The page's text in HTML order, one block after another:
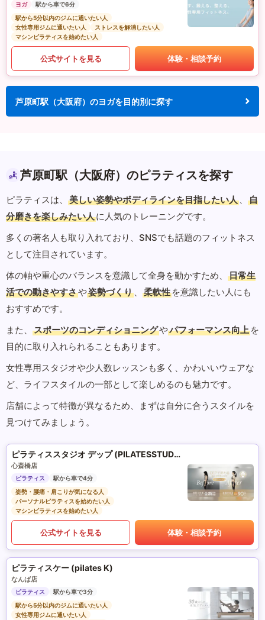
ヨガ
駅から車で6分
駅から5分以内のジムに通いたい人
女性専用ジムに通いたい人
ストレスを解消したい人
マシンピラティスを始めたい人
公式サイトを見る 体験・相談予約
芦原町駅（大阪府）のヨガを目的別に探す
芦原町駅（大阪府）のピラティスを探す
ピラティスは、 美しい姿勢やボディラインを目指したい人 、
自
分磨きを楽しみたい人に人気のトレーニングです。
多くの著名人も取り入れており、SNSでも話題のフィットネス
として注目されています。
体の軸や重心のバランスを意識して全身を動かすため、
日常生
活での動きやすさや姿勢づくり 、 柔軟性 を意識したい人にも
おすすめです。
また、
スポーツのコンディショニングやパフォーマンス向上 を
目的に取り入れられることもあります。
女性専用スタジオや少人数レッスンも多く、かわいいウェアな
ど、ライフスタイルの一部として楽しめるのも魅力です。
店舗によって特徴が異なるため、まずは自分に合うスタイルを
見つけてみましょう。
ピラティススタジオ デップ (PILATESSTUDIO DEP)
心斎橋店
ピラティス
駅から車で4分
姿勢・腰痛・肩こりが気になる人
パーソナルピラティスを始めたい人
マシンピラティスを始めたい人
公式サイトを見る 体験・相談予約
ピラティスケー (pilates K)
なんば店
ピラティス
駅から車で3分
駅から5分以内のジムに通いたい人
女性専用ジムに通いたい人